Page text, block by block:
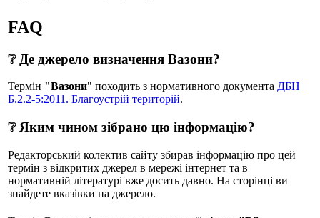
FAQ
❔ Де джерело визначення Вазони?
Термін "Вазони" походить з нормативного документа ДБН
Б.2.2-5:2011. Благоустрій територій.
❔ Яким чином зібрано цю інформацію?
Редакторський колектив сайту збирав інформацію про цей
термін з відкритих джерел в мережі інтернет та в
нормативній літературі вже досить давно. На сторінці ви
знайдете вказівки на джерело.